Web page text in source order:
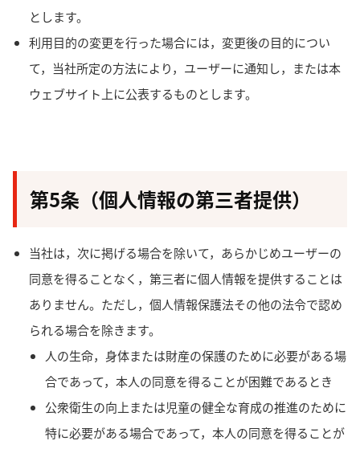
とします。
利用目的の変更を行った場合には，変更後の目的につい
て，当社所定の方法により，ユーザーに通知し，または本
ウェブサイト上に公表するものとします。
第5条（個人情報の第三者提供）
当社は，次に掲げる場合を除いて，あらかじめユーザーの
同意を得ることなく，第三者に個人情報を提供することは
ありません。ただし，個人情報保護法その他の法令で認め
られる場合を除きます。
人の生命，身体または財産の保護のために必要がある場
合であって，本人の同意を得ることが困難であるとき
公衆衛生の向上または児童の健全な育成の推進のために
特に必要がある場合であって，本人の同意を得ることが